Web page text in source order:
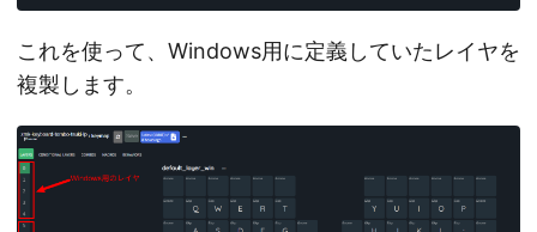
これを使って、Windows用に定義していたレイヤを
複製します。